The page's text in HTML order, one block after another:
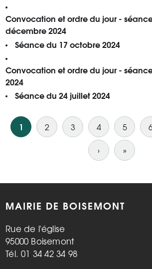
Convocation et ordre du jour -
décembre 2024
Séance du 17 octobre 2024
Convocation et ordre du jour -
2024
Séance du 24 juillet 2024
Pagination
1 2 3 4 5
› Page
»
MAIRIE DE BOISEMONT
Rue de l'église
95000 Boisemont
Tél. 01 34 42 34 98